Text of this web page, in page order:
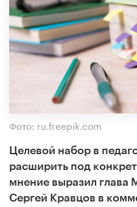
Фото: ru.freepik.com
Целевой набор в
расширить под
мнение выразил
Сергей Кравцов в